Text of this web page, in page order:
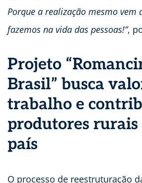
Porque a realização mesmo vem
fazemos na vida das pessoas!”,
Projeto
Brasil” busca
trabalho e
produtores rurais
país
O processo de reestruturação